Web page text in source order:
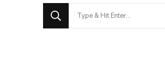
Looking